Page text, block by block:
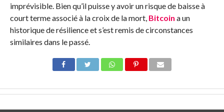
imprévisible. Bien qu’il puisse y avoir un risque de baisse à
court terme associé à la croix de la mort, Bitcoin a un
historique de résilience et s’est remis de circonstances
similaires dans le passé.